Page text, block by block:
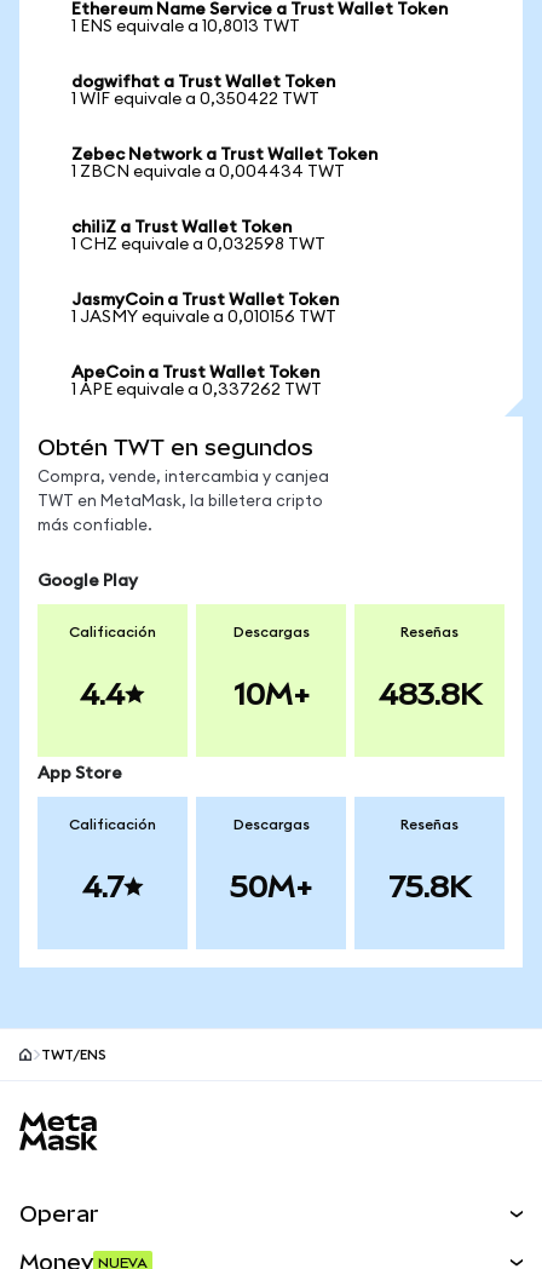
Ethereum Name Service a Trust Wallet Token
1 ENS equivale a 10,8013 TWT
dogwifhat a Trust Wallet Token
1 WIF equivale a 0,350422 TWT
Zebec Network a Trust Wallet Token
1 ZBCN equivale a 0,004434 TWT
chiliZ a Trust Wallet Token
1 CHZ equivale a 0,032598 TWT
JasmyCoin a Trust Wallet Token
1 JASMY equivale a 0,010156 TWT
ApeCoin a Trust Wallet Token
1 APE equivale a 0,337262 TWT
Obtén TWT en segundos
Compra, vende, intercambia y canjea
TWT en MetaMask, la billetera cripto
más confiable.
Google Play
Calificación
4.4
Descargas
10M+
Reseñas
483.8K
App Store
Calificación
4.7
Descargas
50M+
Reseñas
75.8K
TWT/ENS
Operar
Money NUEVA